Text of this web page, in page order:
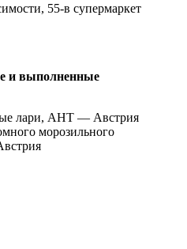
55-в супермаркет
и выполненные
лари, AHT — Австрия
морозильного